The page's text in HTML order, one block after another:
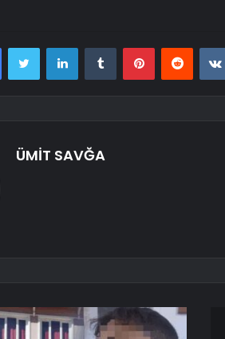
FacebookTwitter LinkedInTumblr PinterestReddit
ÜMİT SAVĞA